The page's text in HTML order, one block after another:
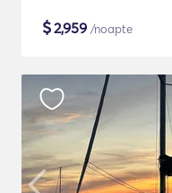
$2,959 /noapte